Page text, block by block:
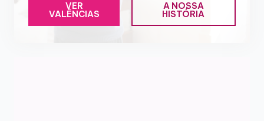
VER
VALÊNCIAS
A NOSSA
HISTÓRIA